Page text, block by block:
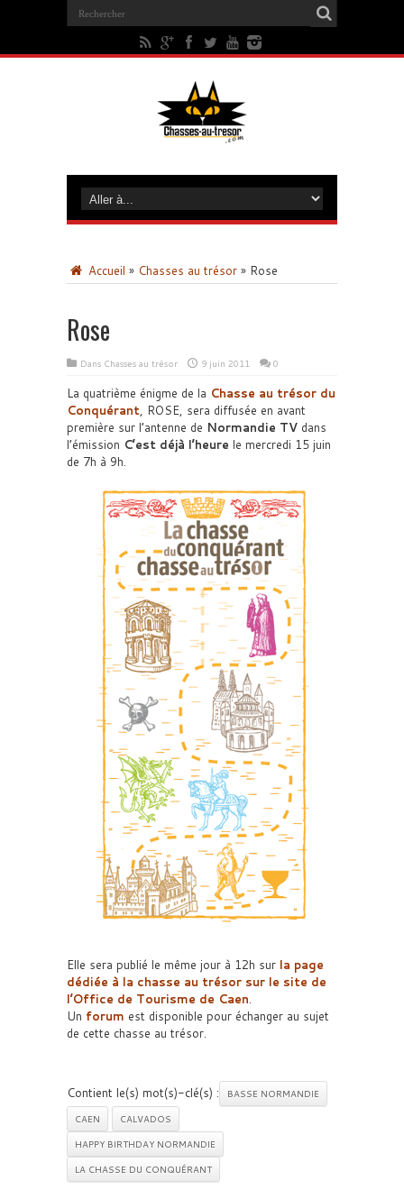
Accueil » Chasses au trésor » Rose
Rose
Dans Chasses au trésor 9 juin 2011 0
La quatrième énigme de la Chasse au trésor du
Conquérant, ROSE, sera diffusée en avant
première sur l’antenne de Normandie TV dans
l’émission C’est déjà l’heure le mercredi 15 juin
de 7h à 9h.
Elle sera publié le même jour à 12h sur la page
dédiée à la chasse au trésor sur le site de
l’Office de Tourisme de Caen.
Un forum est disponible pour échanger au sujet
de cette chasse au trésor.
Contient le(s) mot(s)-clé(s) :
BASSE NORMANDIE
CAEN
CALVADOS
HAPPY BIRTHDAY NORMANDIE
LA CHASSE DU CONQUÉRANT